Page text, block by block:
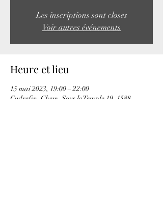
Les inscriptions sont closes
Voir autres événements
Heure et lieu
15 mai 2023, 19:00 – 22:00
Cudrefin, Chem. Sous le Temple 19, 1588